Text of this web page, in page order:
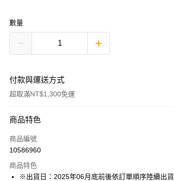
數量
付款與運送方式
超取滿NT$1,300免運
付款方式
信用卡一次付款
LINE Pay
商品特色
商品編號
10586960
商品特色
※出貨日：2025年06月底前後依訂單順序陸續出貨